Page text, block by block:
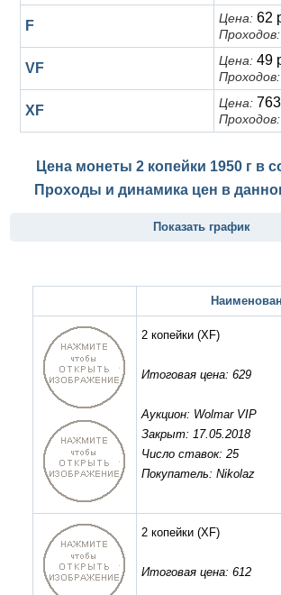
F Цена: 62
Проходов:
VF Цена: 49
Проходов:
XF Цена:
Проходов:
Цена монеты 2 копейки 1950 г в
Проходы и динамика цен в
Показать график
2 копейки(XF)
Итоговая цена: 629
Аукцион: Wolmar VIP
Закрыт: 17.05.2018
Число ставок: 25
Покупатель: Nikolaz
2 копейки(XF)
Итоговая цена: 612